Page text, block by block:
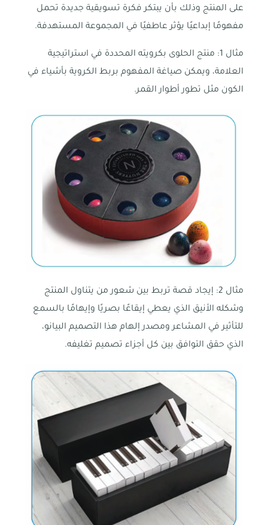
على المنتج وذلك بأن يبتكر فكرة تسويقية جديدة تحمل
مفهومًا إبداعيًا يؤثر عاطفيًا في المجموعة المستهدفة.
مثال 1: منتج الحلوى بكرويته المحددة في استراتيجية
العلامة، ويمكن صياغة المفهوم بربط الكروية بأشياء في
الكون مثل تطور أطوار القمر.
مثال 2: إيجاد قصة تربط بين شعور من يتناول المنتج
وشكله الأنيق الذي يعطي إيقاعًا بصريًا وإيهامًا بالسمع
للتأثير في المشاعر ومصدر إلهام هذا التصميم البيانو،
الذي حقق التوافق بين كل أجزاء تصميم تغليفه.